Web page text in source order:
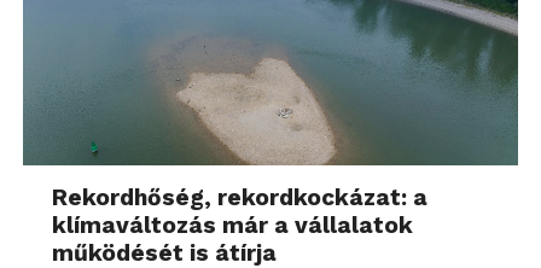
Rekordhőség, rekordkockázat: a
klímaváltozás már a vállalatok
működését is átírja